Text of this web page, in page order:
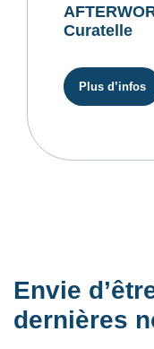
Curatelle
Plus d’infos
Envie
dernières